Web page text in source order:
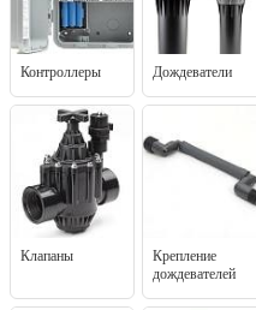
Контроллеры Дождеватели
Клапаны
Крепление
дождевателей